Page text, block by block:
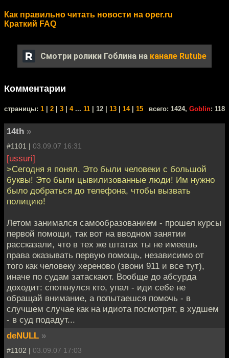
Как правильно читать новости на oper.ru
Краткий FAQ
Смотри ролики Гоблина на канале Rutube
Комментарии
cтраницы: 1 2 3 4... 11 | 12 | 13 14| 15 всего: 1424, Goblin: 118
14th »
#1101 | 03.09.07 16:31
[ussuri]
>Сегодня я понял. Это были человеки с большой
буквы! Это были цывилизованные люди! Им нужно
было добраться до телефона, чтобы вызвать
полицию!
Летом занимался самообразованием - прошел курсы
первой помощи, так вот на вводном занятии
рассказали, что в тех же штатах ты не имеешь
права оказывать первую помощь, независимо от
того как человеку хереново (звони 911 и все тут),
иначе по судам затаскают. Вообще до абсурда
доходит: споткнулся кто, упал - иди себе не
обращай внимание, а попытаешся помочь - в
случшем случае как на идиота посмотрят, в худшем
- в суд подадут...
deNULL »
#1102 | 03.09.07 17:03